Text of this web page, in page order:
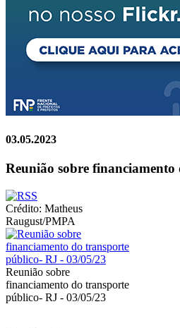
03.05.2023
Reunião sobre
Crédito: Matheus
Raugust/PMPA
Reunião sobre
financiamento do transporte
público- RJ - 03/05/23